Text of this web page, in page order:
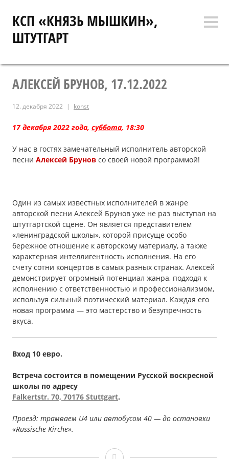
содержимому
КСП «КНЯЗЬ МЫШКИН»,
ШТУТГАРТ
АЛЕКСЕЙ БРУНОВ, 17.12.2022
12. декабря 2022 konst
17 декабря 2022 года, суббота, 18:30
У нас в гостях замечательный исполнитель авторской
песни Алексей Брунов со своей новой программой!
Один из самых известных исполнителей в жанре
авторской песни Алексей Брунов уже не раз выступал на
штутгартской сцене. Он является представителем
«ленинградской школы», которой присуще особо
бережное отношение к авторскому материалу, а также
характерная интеллигентность исполнения. На его
счету сотни концертов в самых разных странах. Алексей
демонстрирует огромный потенциал жанра, подходя к
исполнению с ответственностью и профессионализмом,
используя сильный поэтический материал. Каждая его
новая программа — это мастерство и безупречность
вкуса.
Вход 10 евро.
Встреча состоится в помещении Русской воскресной
школы по адресу
Falkertstr. 70, 70176 Stuttgart.
Проезд: трамваем U4 или автобусом 40 — до остановки
«Russische Kirche».